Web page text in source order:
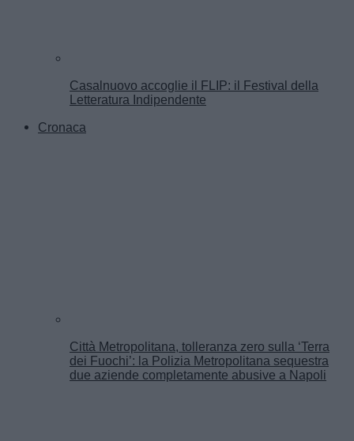
Casalnuovo accoglie il FLIP: il Festival della
Letteratura Indipendente
Cronaca
Città Metropolitana, tolleranza zero sulla ‘Terra
dei Fuochi’: la Polizia Metropolitana sequestra
due aziende completamente abusive a Napoli